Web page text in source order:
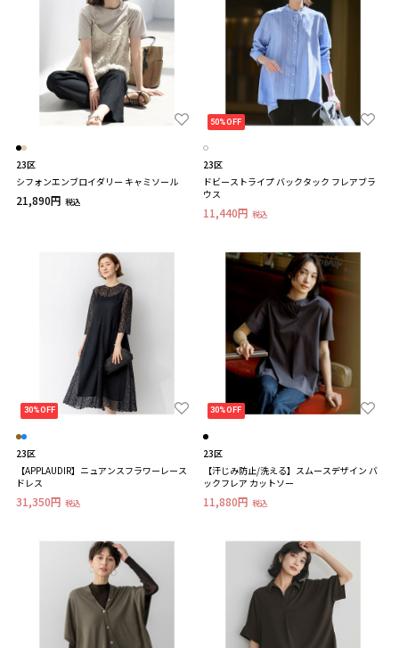
23区
シフォンエンブロイダリー キャミソール
21,890円 税込
50%OFF
23区
ドビーストライプ バックタック フレアブラ
ウス
11,440円 税込
30%OFF
23区
【APPLAUDIR】ニュアンスフラワーレース
ドレス
31,350円 税込
30%OFF
23区
【汗じみ防止/洗える】スムースデザイン バ
ックフレア カットソー
11,880円 税込